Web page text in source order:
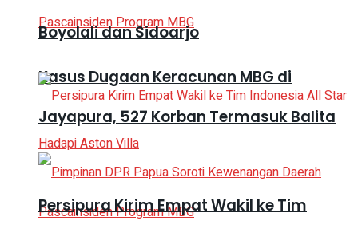
Kasus Dugaan Keracunan MBG di
Jayapura, 527 Korban Termasuk Balita
Boyolali dan Sidoarjo
Persipura Kirim Empat Wakil ke Tim